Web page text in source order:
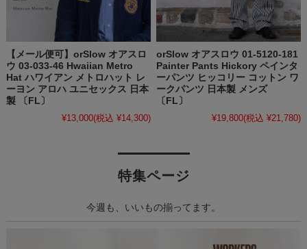
【メール便可】orSlow オアスロ
ウ 03-033-46 Hwaiian Metro
Hat ハワイアン メトロハット レ
ーヨン アロハ ユニセックス 日本
製 〔FL〕
¥13,000(税込 ¥14,300)
orSlow オアスロウ 01-5120-181
Painter Pants Hickory ペインタ
ーパンツ ヒッコリー コットン ワ
ークパンツ 日本製 メンズ
〔FL〕
¥19,800(税込 ¥21,780)
特集ページ
今週も、いいもの揃ってます。